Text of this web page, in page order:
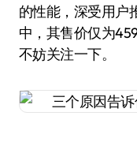
的性能，深受用户
中，其售价仅为
不妨关注一下。